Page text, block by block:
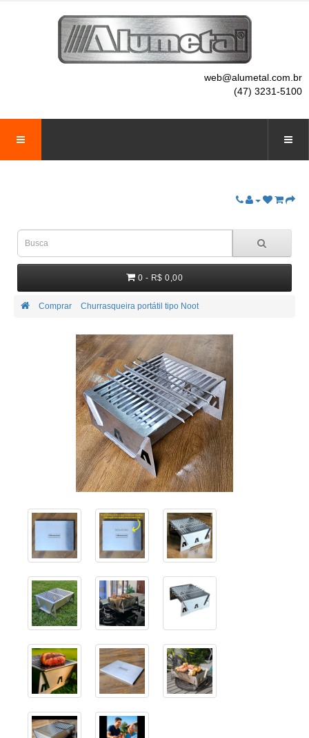
web@alumetal.com.br
(47) 3231-5100
0 - R$ 0,00
Comprar Churrasqueira portátil tipo Noot